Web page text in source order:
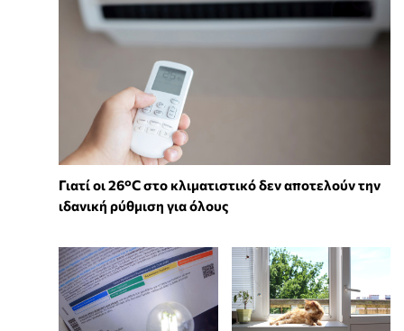
Γιατί οι 26°C στο κλιματιστικό δεν αποτελούν την
ιδανική ρύθμιση για όλους